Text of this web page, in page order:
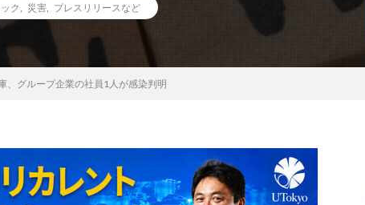
ク 災害 プレスリリースなど
、グループ企業の社員1人が感染判明